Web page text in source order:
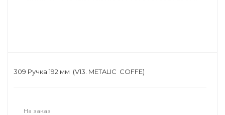
309 Ручка 192 мм (V13. METALIC COFFE)
На заказ